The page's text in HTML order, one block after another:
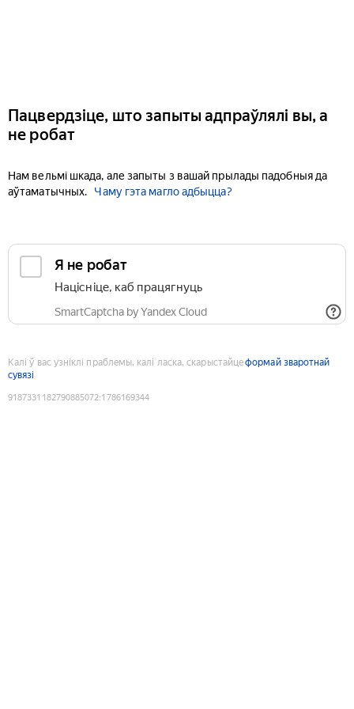
Пацвердзіце, што запыты адпраўлялі вы, а
не робат
Нам вельмі шкада, але запыты з вашай прылады падобныя да
аўтаматычных.
Чаму гэта магло адбыцца?
Я не робат
Націсніце, каб працягнуць
SmartCaptcha by Yandex Cloud
Калі ў вас узніклі праблемы, калі ласка, скарыстайцеформай зваротнай
сувязі
9187331182790885072:1786169344